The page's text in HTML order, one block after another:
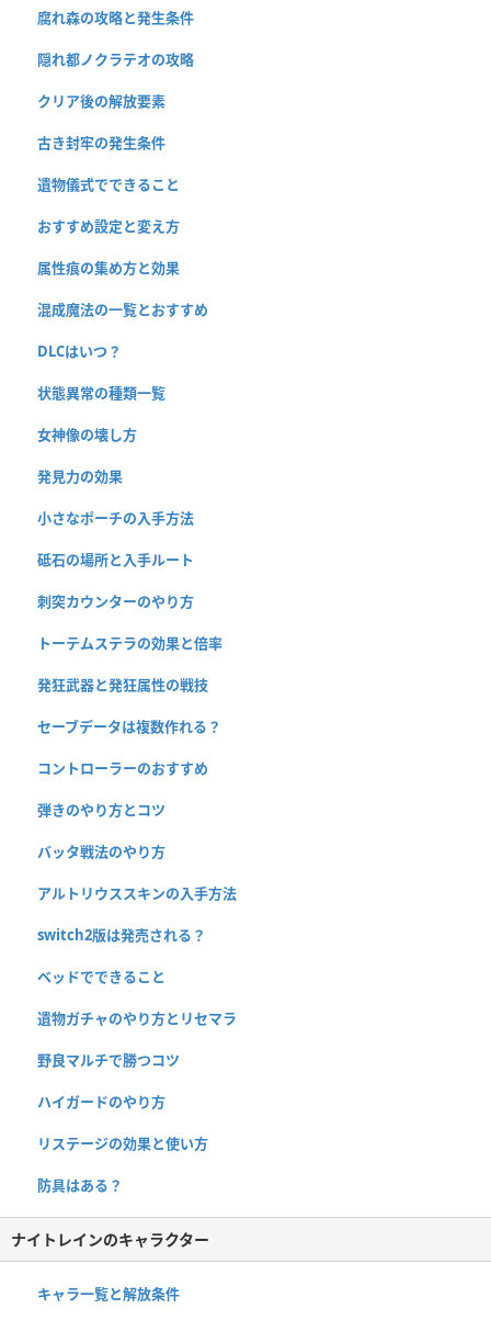
腐れ森の攻略と発生条件
隠れ都ノクラテオの攻略
クリア後の解放要素
古き封牢の発生条件
遺物儀式でできること
おすすめ設定と変え方
属性痕の集め方と効果
混成魔法の一覧とおすすめ
DLCはいつ？
状態異常の種類一覧
女神像の壊し方
発見力の効果
小さなポーチの入手方法
砥石の場所と入手ルート
刺突カウンターのやり方
トーテムステラの効果と倍率
発狂武器と発狂属性の戦技
セーブデータは複数作れる？
コントローラーのおすすめ
弾きのやり方とコツ
バッタ戦法のやり方
アルトリウススキンの入手方法
switch2版は発売される？
ベッドでできること
遺物ガチャのやり方とリセマラ
野良マルチで勝つコツ
ハイガードのやり方
リステージの効果と使い方
防具はある？
ナイトレインのキャラクター
キャラ一覧と解放条件